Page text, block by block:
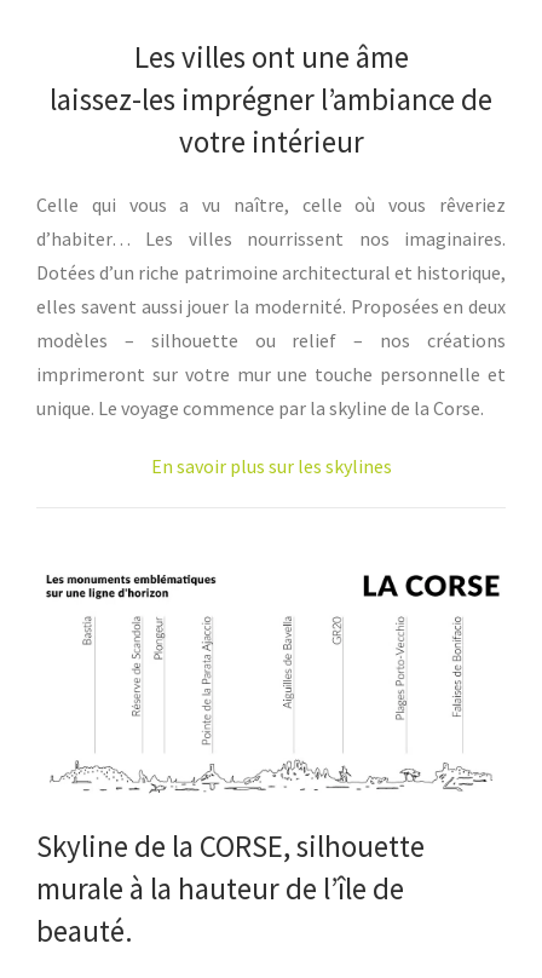
Les villes ont une âme
laissez-les imprégner l’ambiance de
votre intérieur
Celle qui vous a vu naître, celle où vous rêveriez
d’habiter… Les villes nourrissent nos imaginaires.
Dotées d’un riche patrimoine architectural et historique,
elles savent aussi jouer la modernité. Proposées en deux
modèles – silhouette ou relief – nos créations
imprimeront sur votre mur une touche personnelle et
unique. Le voyage commence par la skyline de la Corse.
En savoir plus sur les skylines
Skyline de la CORSE, silhouette
murale à la hauteur de l’île de
beauté.